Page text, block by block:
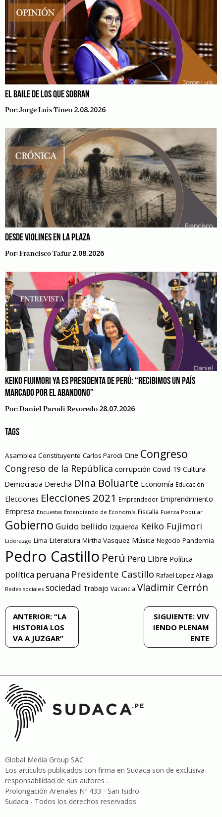
EL BAILE DE LOS QUE SOBRAN
Por:Jorge Luis Tineo 2.08.2026
DESDE VIOLINES EN LA PLAZA
Por:Francisco Tafur 2.08.2026
KEIKO FUJIMORI YA ES PRESIDENTA DE PERÚ: “RECIBIMOS UN PAÍS
MARCADO POR EL ABANDONO”
Por:Daniel Parodi Revoredo 28.07.2026
TAGS
Asamblea Constituyente Carlos Parodi Cine Congreso
Congreso de la República corrupción Covid-19 Cultura
Democracia Derecha Dina Boluarte Economía Educación
Elecciones Elecciones 2021 Emprendedor Emprendimiento
Empresa Encuestas Entendiendo de Economía Fiscalía Fuerza Popular
Gobierno Guido bellido Izquierda Keiko Fujimori
Liderazgo Lima Literatura Mirtha Vasquez Música Negocio Pandemia
Pedro Castillo Perú Perú Libre Política
política peruana Presidente Castillo Rafael Lopez Aliaga
Redes sociales sociedad Trabajo Vacancia Vladimir Cerrón
Navegación
de
entradas
ANTERIOR: “LA
HISTORIA LOS
VA A JUZGAR”
SIGUIENTE: VIV
IENDO PLENAM
ENTE
Global Media Group SAC
Los artículos publicados con firma en Sudaca son de exclusiva
responsabilidad de sus autores .
Prolongación Arenales Nº 433 - San Isidro
Sudaca - Todos los derechos reservados